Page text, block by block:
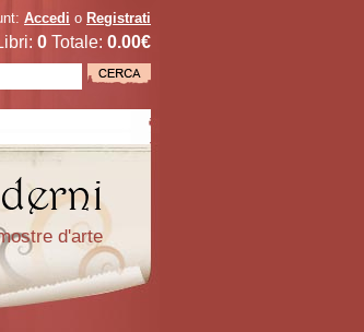
Accedi o Registrati
0 Totale: 0.00€
d'arte